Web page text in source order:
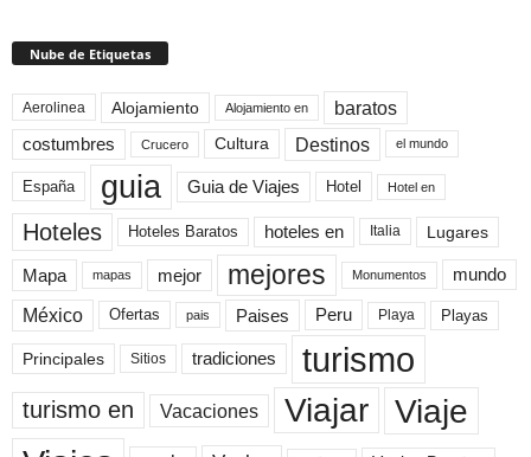
Nube de Etiquetas
Aerolinea Alojamiento Alojamiento en baratos
costumbres Crucero Cultura Destinos el mundo
España guia Guia de Viajes Hotel Hotel en
Hoteles Hoteles Baratos hoteles en Italia Lugares
Mapa mapas mejor mejores Monumentos mundo
México Ofertas pais Paises Peru Playa Playas
Principales Sitios tradiciones turismo
turismo en Vacaciones Viajar Viaje